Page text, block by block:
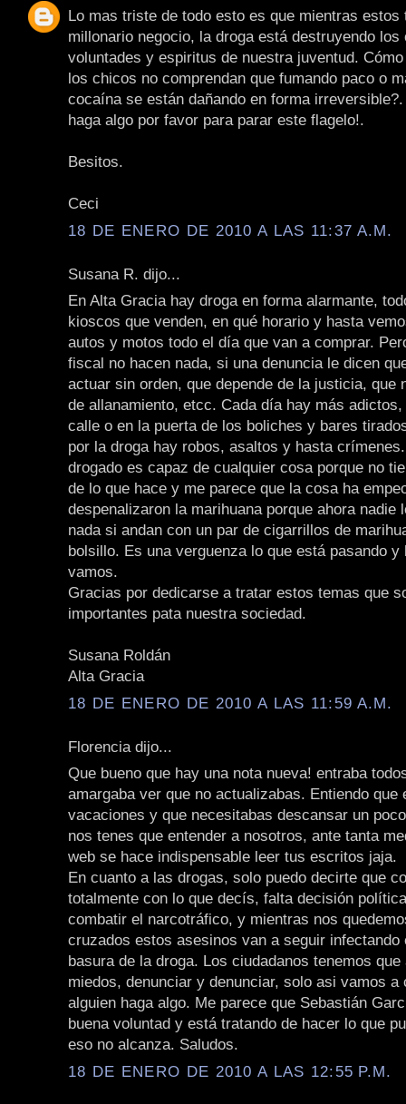
Lo mas triste de todo esto es que mientras estos
millonario negocio, la droga está destruyendo los
voluntades y espiritus de nuestra juventud.
los chicos no comprendan que fumando paco o
cocaína se están dañando en forma
haga algo por favor para parar este flagelo!.
Besitos.
Ceci
18 DE ENERO DE 2010 A LAS 11:37 A.M.
Susana R. dijo...
En Alta Gracia hay droga en forma alarmante,
kioscos que venden, en qué horario y hasta
autos y motos todo el día que van a comprar.
fiscal no hacen nada, si una denuncia le dicen
actuar sin orden, que depende de la justicia, que
de allanamiento, etcc. Cada día hay más
calle o en la puerta de los boliches y bares
por la droga hay robos, asaltos y hasta
drogado es capaz de cualquier cosa porque no
de lo que hace y me parece que la cosa ha
despenalizaron la marihuana porque ahora nadie
nada si andan con un par de cigarrillos de
bolsillo. Es una verguenza lo que está pasando y
vamos.
Gracias por dedicarse a tratar estos temas que
importantes pata nuestra sociedad.
Susana Roldán
Alta Gracia
18 DE ENERO DE 2010 A LAS 11:59 A.M.
Florencia dijo...
Que bueno que hay una nota nueva! entraba
amargaba ver que no actualizabas. Entiendo que
vacaciones y que necesitabas descansar un
nos tenes que entender a nosotros, ante tanta
web se hace indispensable leer tus escritos jaja.
En cuanto a las drogas, solo puedo decirte que
totalmente con lo que decís, falta decisión
combatir el narcotráfico, y mientras nos
cruzados estos asesinos van a seguir infectando
basura de la droga. Los ciudadanos tenemos
miedos, denunciar y denunciar, solo asi vamos a
alguien haga algo. Me parece que Sebastián
buena voluntad y está tratando de hacer lo que
eso no alcanza. Saludos.
18 DE ENERO DE 2010 A LAS 12:55 P.M.